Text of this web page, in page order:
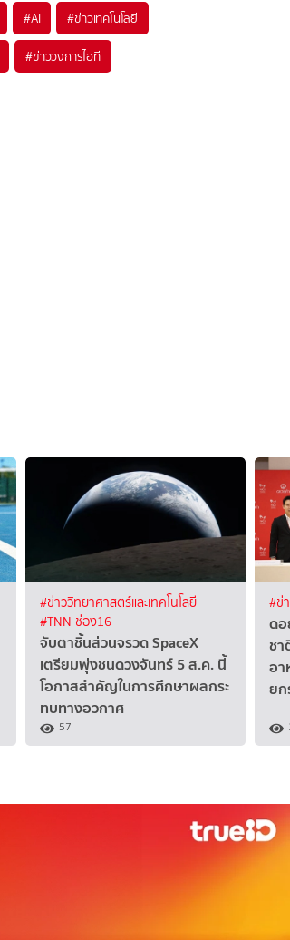
#AI #ข่าวเทคโนโลยี
#ข่าววงการไอที
#ข่าววิทยาศาสตร์และเทคโนโลยี
#TNN ช่อง16
จับตาชิ้นส่วนจรวด SpaceX
เตรียมพุ่งชนดวงจันทร์ 5 ส.ค. นี้
โอกาสสำคัญในการศึกษาผลกระ
ทบทางอวกาศ
57
#ข่
ดอ
ช
อา
ย